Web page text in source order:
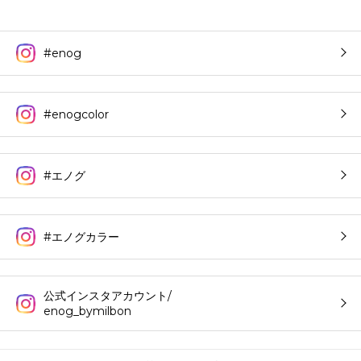
#enog
#enogcolor
#エノグ
#エノグカラー
公式インスタアカウント/
enog_bymilbon